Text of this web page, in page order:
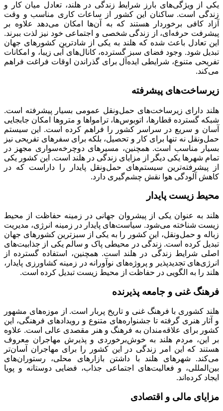
یکی از ویژگی‌های بارز شرایط زندگی در هلند، تعادل میان کار و
زندگی است. ساکنان این کشور از ساعات کاری مناسب و وقت
آزاد کافی برخوردار هستند که به آن‌ها امکان می‌دهد علاوه بر
پیشرفت حرفه‌ای، از زندگی شخصی و اجتماعی خود نیز لذت ببرند.
این تعادل باعث شده که هلند به یکی از شادترین کشورهای جهان
تبدیل شود. وجود فضای سبز گسترده، کانال‌های آبی زیبا، و امکانات
تفریحی متنوع، شرایطی ایده‌آل برای گذراندن اوقات فراغت فراهم
می‌کند.
زیرساخت‌های پیشرفته
هلند دارای زیرساخت‌های حمل‌ونقل عمومی بسیار پیشرفته است.
شبکه گسترده قطارها، اتوبوس‌ها، ترامواها و متروها امکان جابجایی
آسان و سریع در سراسر کشور را فراهم کرده است. این سیستم
حمل‌ونقل نه تنها برای کار و تحصیل، بلکه برای سفرهای تفریحی نیز
بسیار مناسب است. همچنین، مسیرهای دوچرخه‌سواری مجهز در
تمام شهرها یکی دیگر از مزایای زندگی در هلند است. این کشور یکی
از پیشرفته‌ترین سیستم‌های حمل‌ونقل پایدار را داراست که در
کاهش آلودگی هوا نقش چشم‌گیری دارد.
محیط زیست پایدار
هلند به عنوان یکی از پیشروان جهانی در زمینه حفاظت از محیط
زیست شناخته می‌شود. سیاست‌های پایدار در زمینه انرژی، مدیریت
زباله و حمل‌ونقل، این کشور را به یکی از سبزترین کشورهای جهان
تبدیل کرده است. زندگی در محیطی پاک و سالم یکی از جذابیت‌های
اصلی شرایط زندگی در هلند است. همچنین، استفاده گسترده از
انرژی‌های تجدیدپذیر و پروژه‌های نوآورانه در زمینه کشاورزی پایدار،
هلند را به الگویی در حفاظت از محیط زیست تبدیل کرده است.
فرهنگ غنی و جامعه پذیرنده
هلند کشوری با فرهنگ غنی و تاریخ پربار است. از موزه‌های مشهور
و آثار هنری گرفته تا جشنواره‌های متنوع و رویدادهای فرهنگی، این
کشور برای علاقه‌مندان به فرهنگ و هنر مقصدی عالی است. علاوه
بر این، مردم هلند به خوش‌برخوردی و پذیرش مهاجران معروف
هستند که این امر زندگی در این کشور را برای مهاجران آسان‌تر
می‌کند. شهرهای هلند با داشتن بازارهای محلی، رستوران‌های
بین‌المللی، و فعالیت‌های اجتماعی جذاب، فضایی دوستانه و پویا
ایجاد کرده‌اند.
مزایای مالی و اقتصادی